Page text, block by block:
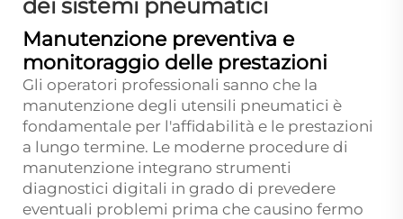
dei sistemi pneumatici
Manutenzione preventiva e
monitoraggio delle prestazioni
Gli operatori professionali sanno che la
manutenzione degli utensili pneumatici è
fondamentale per l'affidabilità e le prestazioni
a lungo termine. Le moderne procedure di
manutenzione integrano strumenti
diagnostici digitali in grado di prevedere
eventuali problemi prima che causino fermo